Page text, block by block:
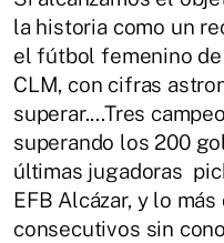
la historia como un
el fútbol femenino de
CLM, con cifras
superar....Tres
superando los 200
últimas jugadoras
EFB Alcázar, y lo
consecutivos sin